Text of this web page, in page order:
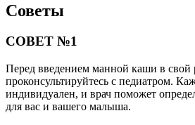
Советы
СОВЕТ №1
Перед введением манной каши в свой
проконсультируйтесь с педиатром.
индивидуален, и врач поможет
для вас и вашего малыша.